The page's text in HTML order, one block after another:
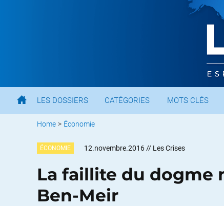
LES DOSSIERS CATÉGORIES MOTS CLÉS
Home > Économie
ÉCONOMIE 12.novembre.2016 // Les Crises
La faillite du dogme
Ben-Meir